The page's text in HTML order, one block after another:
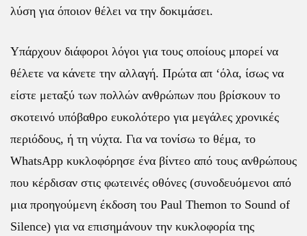
λύση για όποιον θέλει να την δοκιμάσει.
Υπάρχουν διάφοροι λόγοι για τους οποίους μπορεί να
θέλετε να κάνετε την αλλαγή. Πρώτα απ ‘όλα, ίσως να
είστε μεταξύ των πολλών ανθρώπων που βρίσκουν το
σκοτεινό υπόβαθρο ευκολότερο για μεγάλες χρονικές
περιόδους, ή τη νύχτα. Για να τονίσω το θέμα, το
WhatsApp κυκλοφόρησε ένα βίντεο από τους ανθρώπους
που κέρδισαν στις φωτεινές οθόνες (συνοδευόμενοι από
μια προηγούμενη έκδοση του Paul Themon το Sound of
Silence) για να επισημάνουν την κυκλοφορία της